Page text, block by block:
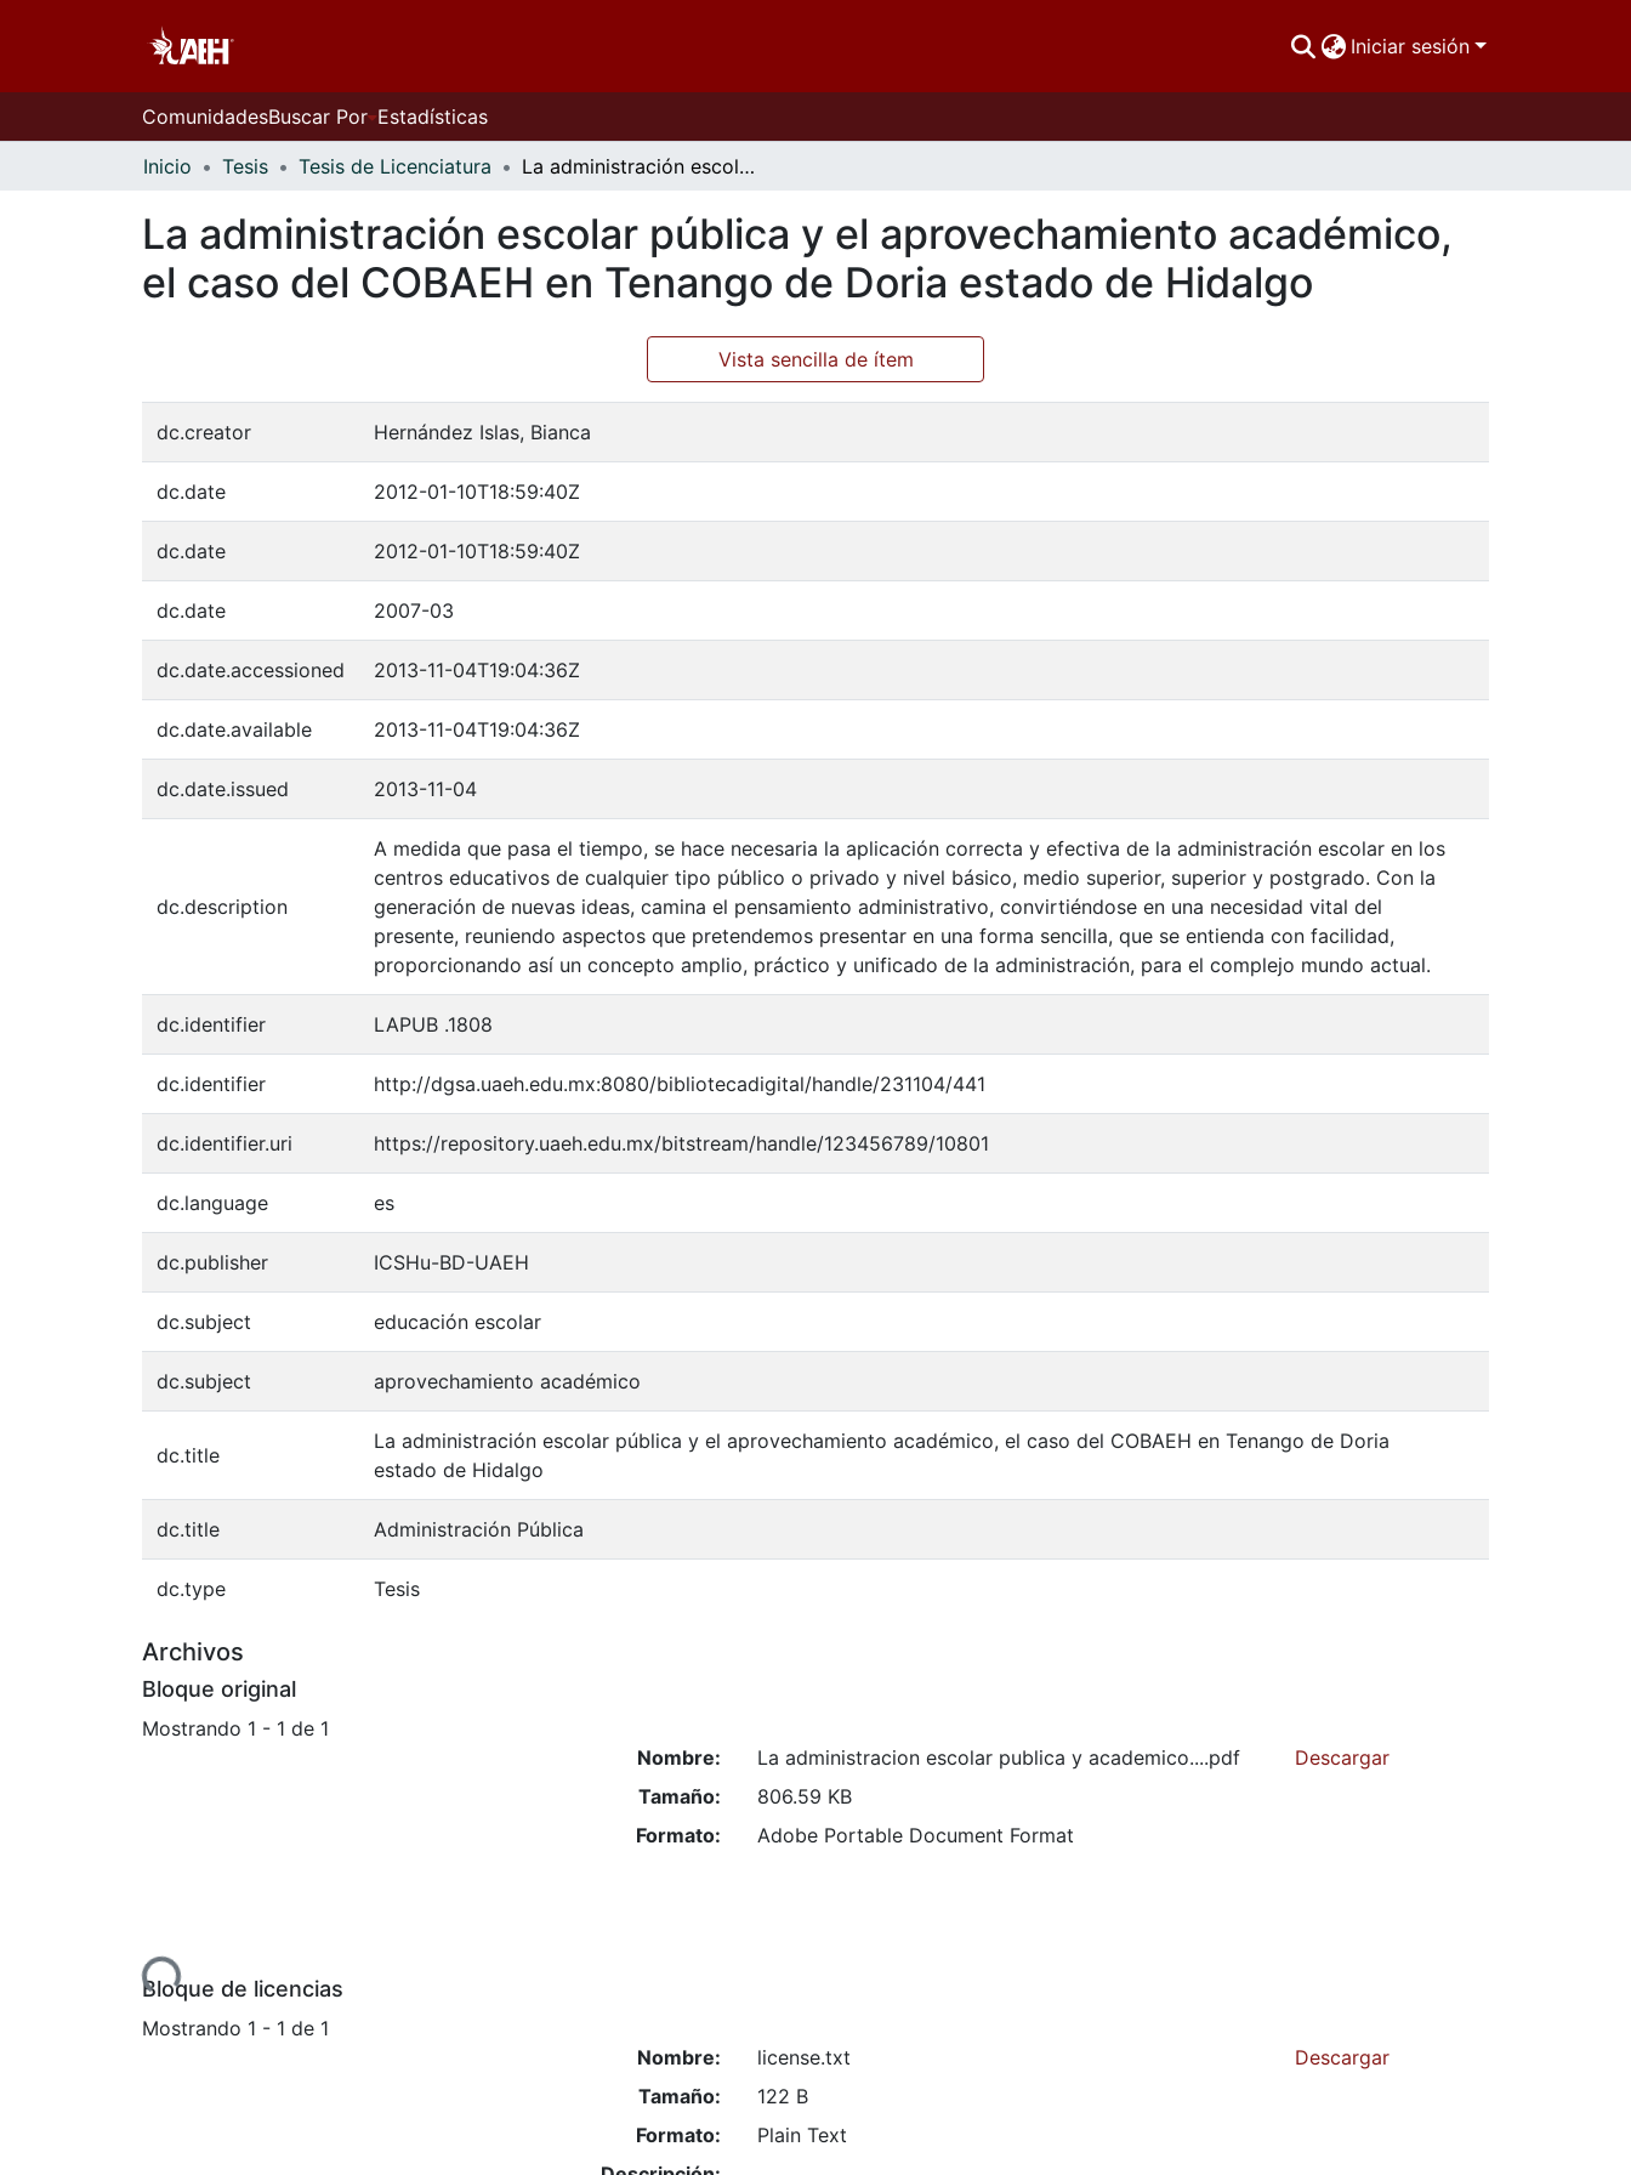
Iniciar sesión
ComunidadesBuscar Por Estadísticas
Inicio Tesis Tesis de Licenciatura La administración escolar pública y el aprovechamiento académico, el caso del COBAEH en Tenango de Doria estado de Hidalgo
La administración escolar pública y el aprovechamiento académico,
el caso del COBAEH en Tenango de Doria estado de Hidalgo
Vista sencilla de ítem
dc.creator Hernández Islas, Bianca
dc.date 2012-01-10T18:59:40Z
dc.date 2012-01-10T18:59:40Z
dc.date 2007-03
dc.date.accessioned 2013-11-04T19:04:36Z
dc.date.available 2013-11-04T19:04:36Z
dc.date.issued 2013-11-04
dc.description
A medida que pasa el tiempo, se hace necesaria la aplicación correcta y efectiva de la administración escolar en los
centros educativos de cualquier tipo público o privado y nivel básico, medio superior, superior y postgrado. Con la
generación de nuevas ideas, camina el pensamiento administrativo, convirtiéndose en una necesidad vital del
presente, reuniendo aspectos que pretendemos presentar en una forma sencilla, que se entienda con facilidad,
proporcionando así un concepto amplio, práctico y unificado de la administración, para el complejo mundo actual.
dc.identifier LAPUB .1808
dc.identifier http://dgsa.uaeh.edu.mx:8080/bibliotecadigital/handle/231104/441
dc.identifier.uri https://repository.uaeh.edu.mx/bitstream/handle/123456789/10801
dc.language es
dc.publisher ICSHu-BD-UAEH
dc.subject educación escolar
dc.subject aprovechamiento académico
dc.title
La administración escolar pública y el aprovechamiento académico, el caso del COBAEH en Tenango de Doria
estado de Hidalgo
dc.title Administración Pública
dc.type Tesis
Archivos
Bloque original
Mostrando 1 - 1 de 1
Cargando...
Nombre:
La administracion escolar publica y academico....pdf
Tamaño:
806.59 KB
Formato:
Adobe Portable Document Format
Descargar
Bloque de licencias
Mostrando 1 - 1 de 1
Nombre:
license.txt
Tamaño:
122 B
Formato:
Plain Text
Descargar